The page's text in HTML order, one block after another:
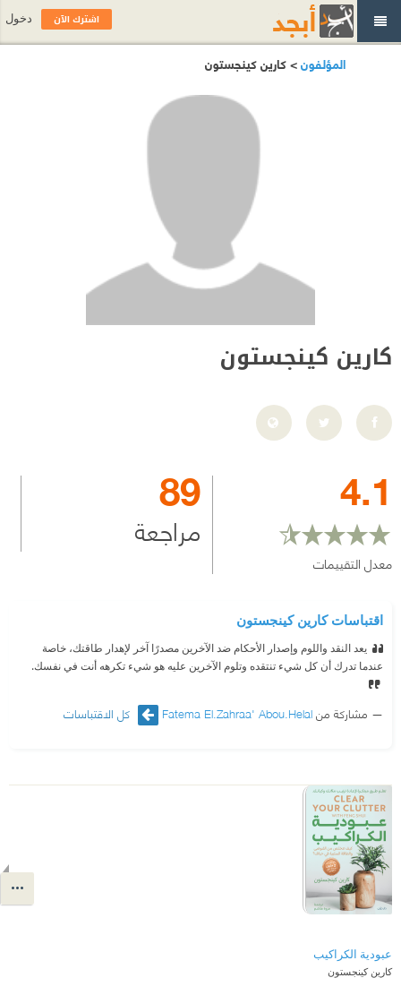
المؤلفون> كارين كينجستون
كارين كينجستون
4.1
معدل التقييمات
89
مراجعة
اقتباسات كارين كينجستون
يعد النقد واللوم وإصدار الأحكام ضد الآخرين مصدرًا آخر لإهدار طاقتك، خاصة
عندما تدرك أن كل شيء تنتقده وتلوم الآخرين عليه هو شيء تكرهه أنت في نفسك.
مشاركة منFatema El.Zahraa' Abou.Helal كل الاقتباسات
عبودية الكراكيب
كارين كينجستون
اشترك الآن دخول